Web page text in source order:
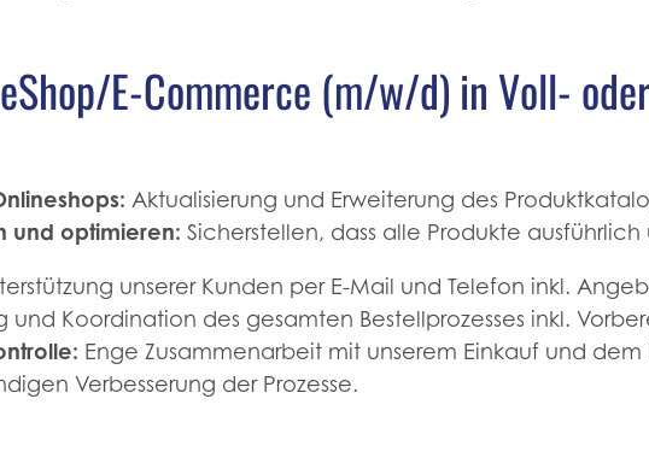
E-Commerce (m/w/d) in Voll-
Aktualisierung und Erweiterung des
und optimieren: Sicherstellen, dass alle Produkte
unserer Kunden per E-Mail und Telefon inkl.
und Koordination des gesamten Bestellprozesses inkl.
Enge Zusammenarbeit mit unserem Einkauf und dem
Verbesserung der Prozesse.